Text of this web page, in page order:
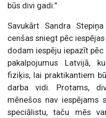
būs divi gadi.”
Savukārt Sandra
cenšas sniegt pēc
dodam iespēju iepazīt
pakalpojumus Latvijā,
fiziķis, lai praktikantiem
darba vidi. Protams,
mēnešos nav iespējams
speciālistu, taču mēs